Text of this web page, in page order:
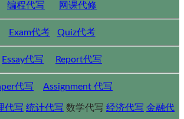
编程代写 网课代修
Exam代考 Quiz代考
Essay代写 Report代写
代写 Assignment 代写
代写 统计代写 数学代写 经济代写 金融代